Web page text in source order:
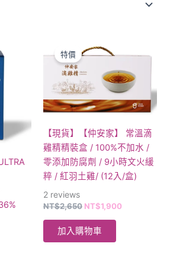
。
特價
【現貨】【仲安家】 常溫滴
雞精精裝盒 / 100%不加水 /
零添加防腐劑 / 9小時文火緩
粹 / 紅羽土雞/ (12入/盒)
2 reviews
NT$2,650
始
價
NT$2,650。
NT$1,900
格：
NT$1,900。
加入購物車